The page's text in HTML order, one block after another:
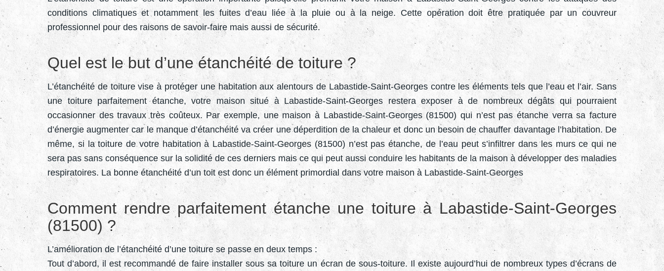
conditions climatiques et notamment les fuites d’eau liée à la pluie ou à la neige. Cette opération doit être pratiquée par un couvreur
professionnel pour des raisons de savoir-faire mais aussi de sécurité.
Quel est le but d’une étanchéité de toiture ?
L’étanchéité de toiture vise à protéger une habitation aux alentours de Labastide-Saint-Georges contre les éléments tels que l’eau et l’air. Sans
une toiture parfaitement étanche, votre maison situé à Labastide-Saint-Georges restera exposer à de nombreux dégâts qui pourraient
occasionner des travaux très coûteux. Par exemple, une maison à Labastide-Saint-Georges (81500) qui n’est pas étanche verra sa facture
d’énergie augmenter car le manque d’étanchéité va créer une déperdition de la chaleur et donc un besoin de chauffer davantage l’habitation. De
même, si la toiture de votre habitation à Labastide-Saint-Georges (81500) n’est pas étanche, de l’eau peut s’infiltrer dans les murs ce qui ne
sera pas sans conséquence sur la solidité de ces derniers mais ce qui peut aussi conduire les habitants de la maison à développer des maladies
respiratoires. La bonne étanchéité d’un toit est donc un élément primordial dans votre maison à Labastide-Saint-Georges
Comment rendre parfaitement étanche une toiture à Labastide-Saint-Georges
(81500) ?
L’amélioration de l’étanchéité d’une toiture se passe en deux temps :
Tout d’abord, il est recommandé de faire installer sous sa toiture un écran de sous-toiture. Il existe aujourd’hui de nombreux types d’écrans de